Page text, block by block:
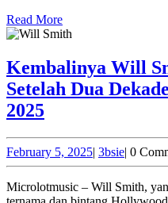
Read MoreRead
More
Kembalinya Will
Setelah Dua
2025Kembalinya
Smith:
Album
Baru
February 5, 2025February
5,
2025
| 3bsie3bsie
| 0
Microlotmusic – Will Smith, yang lebih dikenal sebagai aktor